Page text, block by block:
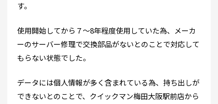
す。
使用開始してから７～8年程度使用していた為、メーカ
ーのサーバー修理で交換部品がないとのことで対応して
もらない状態でした。
データには個人情報が多く含まれている為、持ち出しが
できないとのことで、クイックマン梅田大阪駅前店から